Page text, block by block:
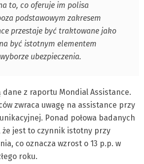
to, co oferuje im polisa
podstawowym zakresem
przestaje być traktowane jako
być istotnym elementem
ubezpieczenia.
z raportu Mondial Assistance.
zwraca uwagę na assistance przy
Ponad połowa badanych
że jest to czynnik istotny przy
co oznacza wzrost o 13 p.p. w
roku.